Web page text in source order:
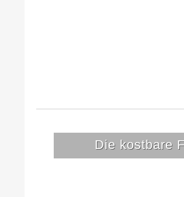
Die kostbare